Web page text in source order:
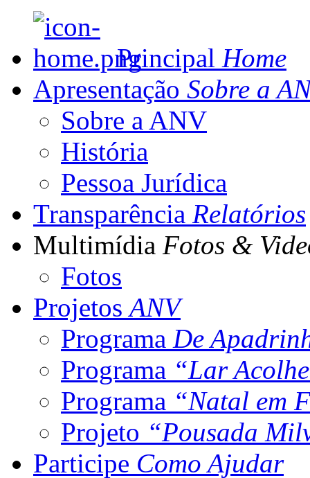
Principal Home
Apresentação Sobre a
Sobre a ANV
História
Pessoa Jurídica
Transparência Relatórios
Multimídia Fotos &
Fotos
ProjetosANV
Programa De
Programa “Lar
Programa “Natal em
Projeto “Pousada
Participe Como Ajudar